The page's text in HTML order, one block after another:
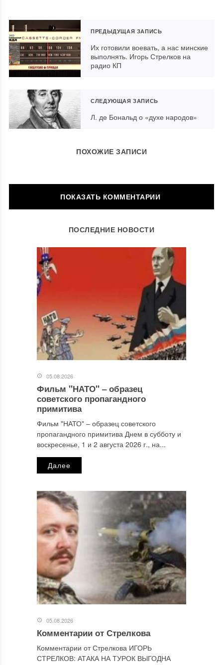
ПРЕДЫДУЩАЯ ЗАПИСЬ
Их готовили воевать, а нас минские
выполнять. Игорь Стрелков на
радио КП
СЛЕДУЮЩАЯ ЗАПИСЬ
Л. де Бональд о «духе народов»
ПОХОЖИЕ ЗАПИСИ
ОСТАВИТЬ КОММЕНТАРИЙ
Ваш адрес email не будет опубликован. Обязательные поля
Комментарий*
Этот сайт использует Akismet для борьбы со спамом.
Узнайте, как обрабатываются ваши данные комментариев
персональных данных.
ПОСЛЕДНИЕ НОВОСТИ
05.08.2026
Фильм "НАТО" ‒ образец
советского пропагандного
примитива
Фильм "НАТО" ‒ образец советского
пропагандного примитива Днем в субботу и
воскресенье, 1 и 2 августа 2026 г., на...
Далее
05.08.2026
Комментарии от Стрелкова
Комментарии от Стрелкова ИГОРЬ
СТРЕЛКОВ: АТАКА НА ТУРОК ВЫГОДНА